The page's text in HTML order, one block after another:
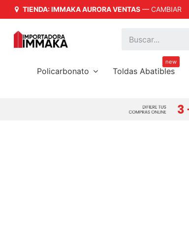
TIENDA: IMMAKA AURORA VENTAS — CAMBIAR
en Importación y Distribución a Nivel Nacional
Policarbonato Toldas Abatibles
new